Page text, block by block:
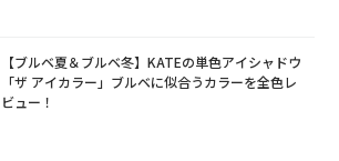
【ブルベ夏＆ブルベ冬】KATEの単色アイシャドウ
「ザ アイカラー」ブルベに似合うカラーを全色レ
ビュー！